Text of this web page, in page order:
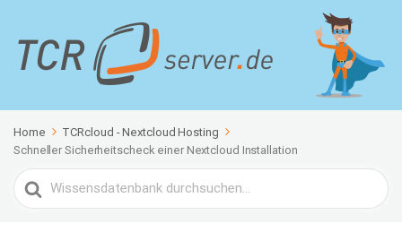
Home
TCRcloud - Nextcloud Hosting
Schneller Sicherheitscheck einer Nextcloud Installation
Search
For